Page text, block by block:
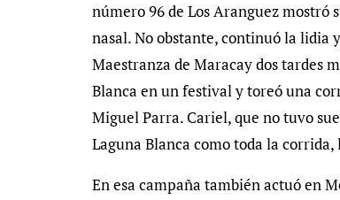
número 96 de Los Aranguez
nasal. No obstante, continuó la lidia
Maestranza de Maracay dos tardes
Blanca en un festival y toreó una
Miguel Parra. Cariel, que no tuvo
Laguna Blanca como toda la
En esa campaña también actuó en